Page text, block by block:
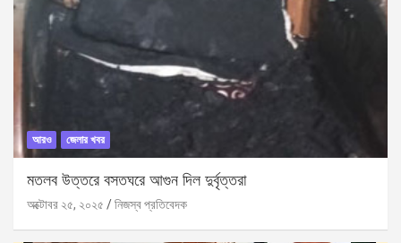
আরও জেলার খবর
মতলব উত্তরে বসতঘরে আগুন দিল দুর্বৃত্তরা
অক্টোবর ২৫, ২০২৫ নিজস্ব প্রতিবেদক